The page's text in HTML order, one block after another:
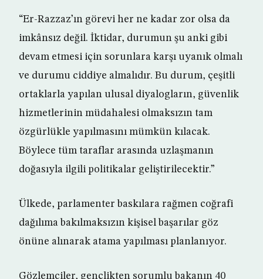
“Er-Razzaz’ın görevi her ne kadar zor olsa da
imkânsız değil. İktidar, durumun şu anki gibi
devam etmesi için sorunlara karşı uyanık olmalı
ve durumu ciddiye almalıdır. Bu durum, çeşitli
ortaklarla yapılan ulusal diyalogların, güvenlik
hizmetlerinin müdahalesi olmaksızın tam
özgürlükle yapılmasını mümkün kılacak.
Böylece tüm taraflar arasında uzlaşmanın
doğasıyla ilgili politikalar geliştirilecektir.”
Ülkede, parlamenter baskılara rağmen coğrafi
dağılıma bakılmaksızın kişisel başarılar göz
önüne alınarak atama yapılması planlanıyor.
Gözlemciler, gençlikten sorumlu bakanın 40